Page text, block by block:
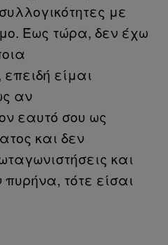
με
Έως τώρα, δεν έχω
είμαι
αν
εαυτό σου ως
και δεν
και
τότε είσαι